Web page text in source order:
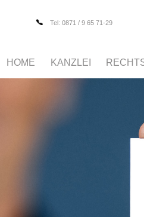
Tel: 0871 / 9 65 71-29
HOME KANZLEI